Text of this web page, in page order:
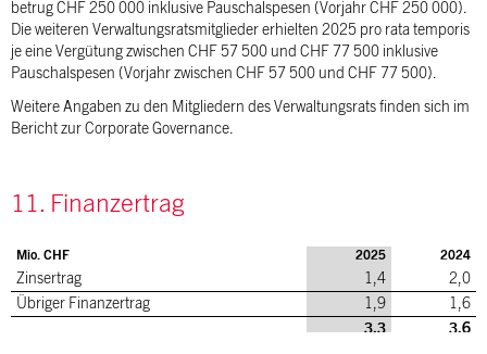
betrug CHF 250 000 inklusive Pauschalspesen (Vorjahr CHF 250 000).
Die weiteren Verwaltungsratsmitglieder erhielten 2025 pro rata temporis
je eine Vergütung zwischen CHF 57 500 und CHF 77 500 inklusive
Pauschalspesen (Vorjahr zwischen CHF 57 500 und CHF 77 500).
Weitere Angaben zu den Mitgliedern des Verwaltungsrats finden sich im
Bericht zur Corporate Governance.
11. Finanzertrag
Mio. CHF 2025 2024
Zinsertrag 1,4
2,0
Übriger Finanzertrag
1,9
1,6
3,3
3,6